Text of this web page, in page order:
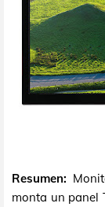
Resumen:
monta un panel